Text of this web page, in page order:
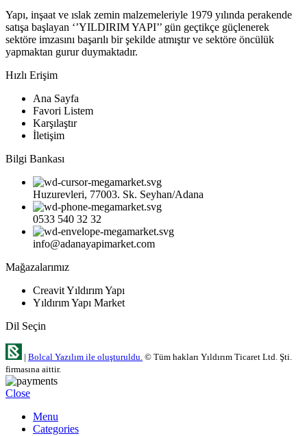
Yapı, inşaat ve ıslak zemin malzemeleriyle 1979 yılında perakende
satışa başlayan ‘’YILDIRIM YAPI’’ gün geçtikçe güçlenerek
sektöre imzasını başarılı bir şekilde atmıştır ve sektöre öncülük
yapmaktan gurur duymaktadır.
Hızlı Erişim
Ana Sayfa
Favori Listem
Karşılaştır
İletişim
Bilgi Bankası
Huzurevleri, 77003. Sk. Seyhan/Adana
0533 540 32 32
info@adanayapimarket.com
Mağazalarımız
Creavit Yıldırım Yapı
Yıldırım Yapı Market
Dil Seçin
| Bolcal Yazılım ile oluşturuldu. © Tüm hakları Yıldırım Ticaret Ltd. Şti.
firmasına aittir.
Close
Menu
Categories